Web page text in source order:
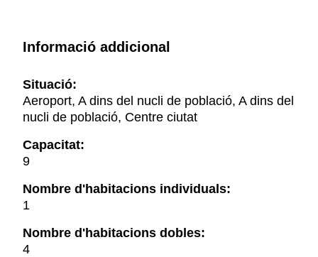
Informació addicional
Situació:
Aeroport, A dins del nucli de població, A dins del
nucli de població, Centre ciutat
Capacitat:
9
Nombre d'habitacions individuals:
1
Nombre d'habitacions dobles:
4